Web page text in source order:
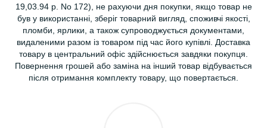
19,03.94 р. No 172), не рахуючи дня покупки, якщо товар не
був у використанні, зберіг товарний вигляд, споживчі якості,
пломби, ярлики, а також супроводжується документами,
видаленими разом із товаром під час його купівлі. Доставка
товару в центральний офіс здійснюється завдяки покупця.
Повернення грошей або заміна на інший товар відбувається
після отримання комплекту товару, що повертається.